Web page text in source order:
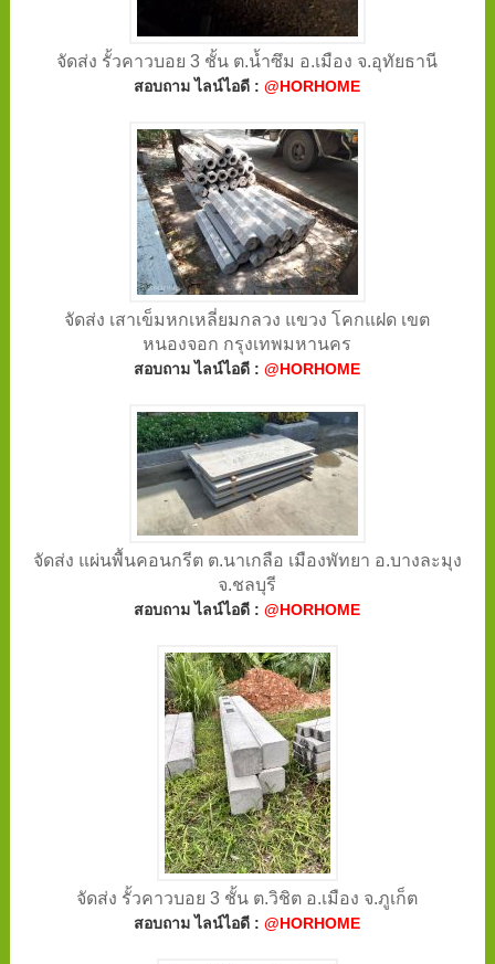
จัดส่ง รั้วคาวบอย 3 ชั้น ต.น้ำซึม อ.เมือง จ.อุทัยธานี
สอบถาม ไลน์ไอดี :@HORHOME
จัดส่ง เสาเข็มหกเหลี่ยมกลวง แขวง โคกแฝด เขต
หนองจอก กรุงเทพมหานคร
สอบถาม ไลน์ไอดี :@HORHOME
จัดส่ง แผ่นพื้นคอนกรีต ต.นาเกลือ เมืองพัทยา อ.บางละมุง
จ.ชลบุรี
สอบถาม ไลน์ไอดี :@HORHOME
จัดส่ง รั้วคาวบอย 3 ชั้น ต.วิชิต อ.เมือง จ.ภูเก็ต
สอบถาม ไลน์ไอดี :@HORHOME